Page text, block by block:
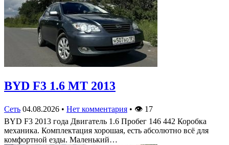
BYD F3 1.6 MT 2013
Сеть 04.08.2026 • Нет комментария • 👁 17
BYD F3 2013 года Двигатель 1.6 Пробег 146 442 Коробка
механика. Комплектация хорошая, есть абсолютно всё для
комфортной езды. Маленький…